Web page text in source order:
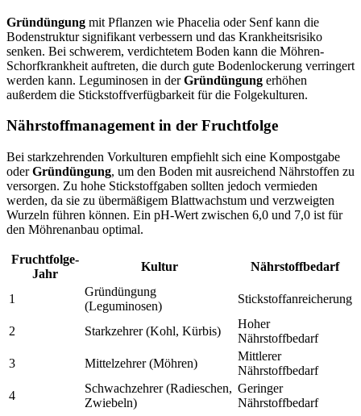
Gründüngung mit Pflanzen wie Phacelia oder Senf kann die
Bodenstruktur signifikant verbessern und das Krankheitsrisiko
senken. Bei schwerem, verdichtetem Boden kann die Möhren-
Schorfkrankheit auftreten, die durch gute Bodenlockerung verringert
werden kann. Leguminosen in derGründüngung erhöhen
außerdem die Stickstoffverfügbarkeit für die Folgekulturen.
Nährstoffmanagement in der Fruchtfolge
Bei starkzehrenden Vorkulturen empfiehlt sich eine Kompostgabe
oderGründüngung, um den Boden mit ausreichend Nährstoffen zu
versorgen. Zu hohe Stickstoffgaben sollten jedoch vermieden
werden, da sie zu übermäßigem Blattwachstum und verzweigten
Wurzeln führen können. Ein pH-Wert zwischen 6,0 und 7,0 ist für
den Möhrenanbau optimal.
Fruchtfolge-
Jahr
Kultur Nährstoffbedarf
1
Gründüngung
(Leguminosen)
Stickstoffanreicherung
2 Starkzehrer (Kohl, Kürbis)
Hoher
Nährstoffbedarf
3
Mittelzehrer (Möhren)
Mittlerer
Nährstoffbedarf
4
Schwachzehrer (Radieschen,
Zwiebeln)
Geringer
Nährstoffbedarf